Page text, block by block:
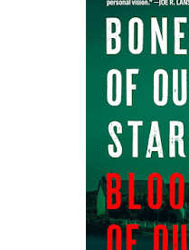
que Thomas connaissait et
ne connaissait pas, habitée par la
une ville pleine de mystères et de